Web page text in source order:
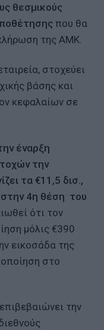
θεσμικούς
που θα
της ΑΜΚ.
στοχεύει
βάσης και
κεφαλαίων σε
έναρξη
την
τα €11,5 δισ.,
4η θέση του
ότι τον
μόλις €390
εικοσάδα της
στο
την